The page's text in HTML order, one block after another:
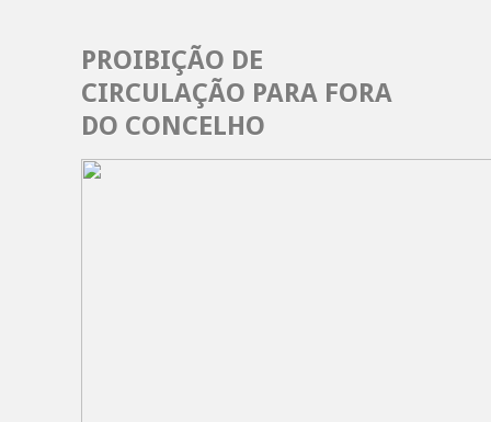
PROIBIÇÃO DE
CIRCULAÇÃO PARA FORA
DO CONCELHO